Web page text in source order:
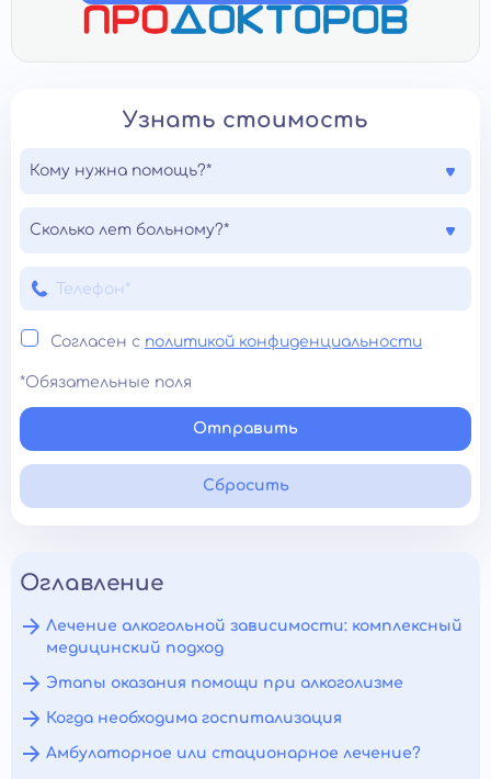
Узнать стоимость
Кому нужна помощь?*
Сколько лет больному?*
Согласен с политикой конфиденциальности
*Обязательные поля
Отправить
Сбросить
Оглавление
Лечение алкогольной зависимости: комплексный
медицинский подход
Этапы оказания помощи при алкоголизме
Когда необходима госпитализация
Амбулаторное или стационарное лечение?